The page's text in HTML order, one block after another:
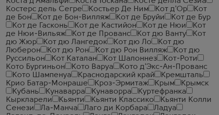
Костерс дель Сегре
Костьер Де Ним Кот д'Ор
Кот
де Бон
Кот де Бон-Вилляж Кот де Бруйи
Кот де Бур
Кот де Гасконь
Кот де Кастийон Кот де Нюи
Кот
де Нюи-Вильяж
Кот де Прованс Кот дю Ванту
Кот
дю Жюр
Кот дю Лангедок Кот дю Ло
Кот дю
Люберон
Кот дю Рон Кот дю Рон Вилляж
Кот дю
Руссильон
Кот Каталан Кот Шалоннез
Кот-Роти
Кото Бургиньон
Кото Варуа
Кото д'Экс-Ан-Прованс
Кото Шампенуа
Краснодарский край
Кремшталь
Крио Батар-Монраше
Кроз-Эрмитаж Крым
Крымск
Кубань
Кунаварра Кунаворра
Куртефранка
Кыркларели
Кьянти Кьянти Классико
Кьянти Колли
Сенези
Ла-Манча Лаго ди Корбара
Ладуа